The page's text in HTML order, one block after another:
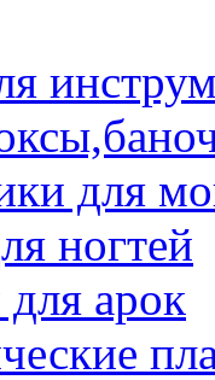
для
ногтей
арок